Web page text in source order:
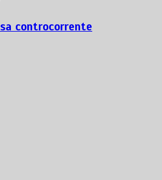
controcorrente